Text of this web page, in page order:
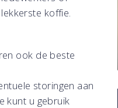
koffie.
ook de beste
storingen aan
kunt u gebruik